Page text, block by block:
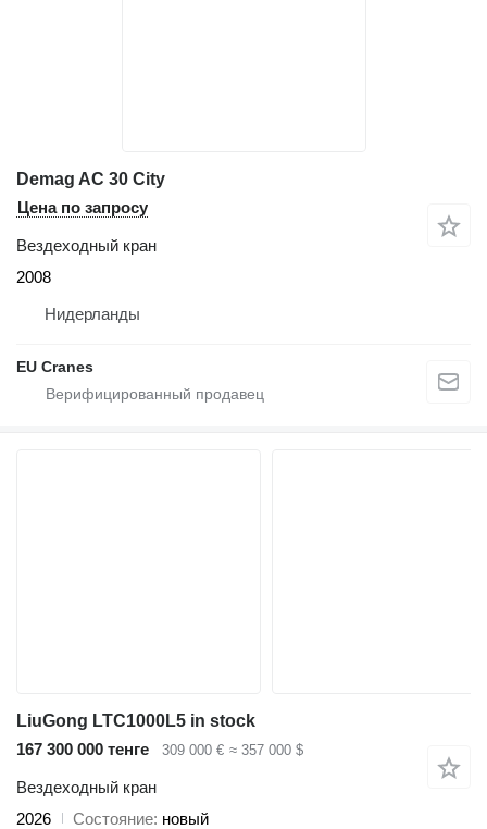
Demag AC 30 City
Цена по запросу
Вездеходный кран
2008
Нидерланды
EU Cranes
LiuGong LTC1000L5 in stock
167 300 000 тенге
309 000 € ≈ 357 000 $
Вездеходный кран
2026
Состояние новый